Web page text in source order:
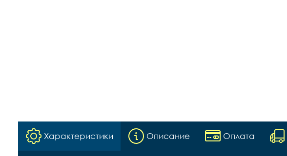
Характеристики Описание Оплата